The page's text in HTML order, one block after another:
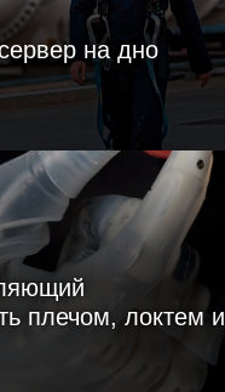
на дно
плечом, локтем и